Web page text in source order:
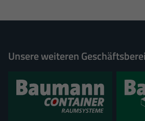
Unsere weiteren